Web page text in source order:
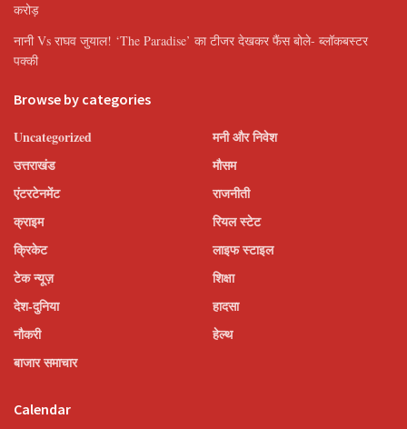
करोड़
नानी Vs राघव जुयाल! ‘The Paradise’ का टीजर देखकर फैंस बोले- ब्लॉकबस्टर
पक्की
Browse by categories
Uncategorized
उत्तराखंड
एंटरटेनमेंट
क्राइम
क्रिकेट
टेक न्यूज़
देश-दुनिया
नौकरी
बाजार समाचार
मनी और निवेश
मौसम
राजनीती
रियल स्टेट
लाइफ स्टाइल
शिक्षा
हादसा
हेल्थ
Calendar